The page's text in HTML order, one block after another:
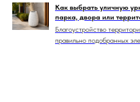
Как выбрать уличную
парка, двора или
Благоустройство
правильно подобранных